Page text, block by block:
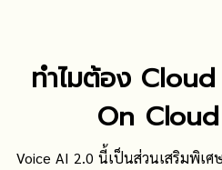
ทำไมต้อง
On Cloud
Voice AI 2.0 นี้เป็นส่วนเสริมพิเ